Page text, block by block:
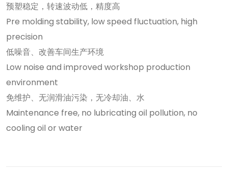
预塑稳定，转速波动低，精度高
Pre molding stability, low speed fluctuation, high
precision
低噪音、改善车间生产环境
Low noise and improved workshop production
environment
免维护、无润滑油污染，无冷却油、水
Maintenance free, no lubricating oil pollution, no
cooling oil or water